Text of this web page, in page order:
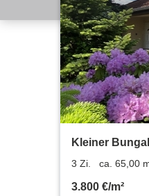
Kleiner
3 Zi. ca. 65,00
3.800 €/m²